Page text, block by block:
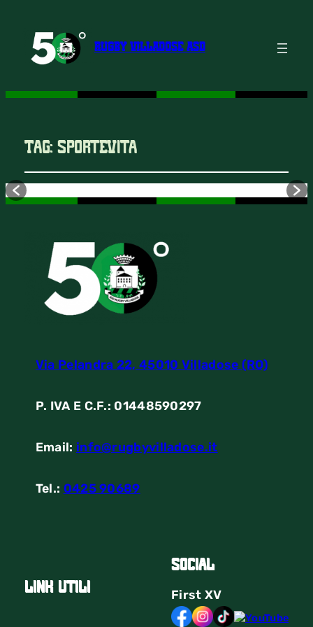
RUGBY VILLADOSE ASD
Tag:SportEVita
Via Pelandra 22, 45010 Villadose (RO)
P. IVA E C.F.: 01448590297
Email: info@rugbyvilladose.it
Tel.: 0425 90689
link utili
Social
First XV